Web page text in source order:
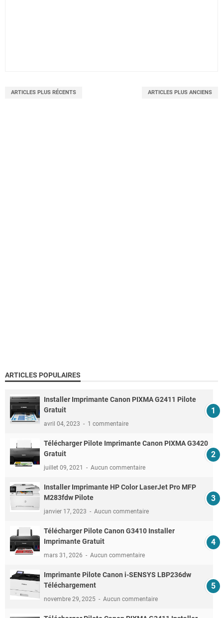
ARTICLES PLUS RÉCENTS ARTICLES PLUS ANCIENS
ARTICLES POPULAIRES
Installer Imprimante Canon PIXMA G2411 Pilote
Gratuit
avril 04, 2023 1 commentaire
Télécharger Pilote Imprimante Canon PIXMA G3420
Gratuit
juillet 09, 2021 Aucun commentaire
Installer Imprimante HP Color LaserJet Pro MFP
M283fdw Pilote
janvier 17, 2023 Aucun commentaire
Télécharger Pilote Canon G3410 Installer
Imprimante Gratuit
mars 31, 2026 Aucun commentaire
Imprimante Pilote Canon i-SENSYS LBP236dw
Téléchargement
novembre 29, 2025 Aucun commentaire